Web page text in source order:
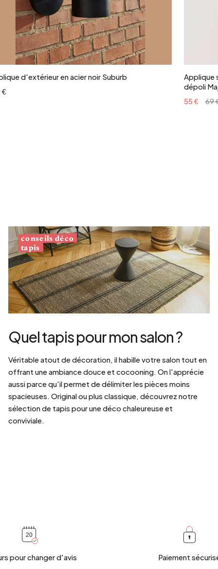
Ajouter au panier
d'extérieur en acier noir Suburb
€
Applique
dépoli
55 €
69
conseils déco
tapis
Quel tapis pour mon salon ?
Véritable atout de décoration, il habille votre salon tout en
offrant une ambiance douce et cocooning. On l'apprécie
aussi parce qu'il permet de délimiter les pièces moins
spacieuses. Original ou plus classique, découvrez notre
sélection de tapis pour une déco chaleureuse et
conviviale.
pour changer d'avis Paiement